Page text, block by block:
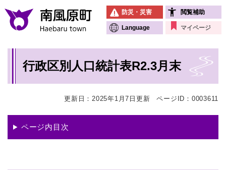
メニューを飛ばして本文へ
防災・災害 閲覧補助
Language マイページ
行政区別人口統計表R2.3月末
更新日：2025年1月7日更新 ページID：0003611
ページ内目次